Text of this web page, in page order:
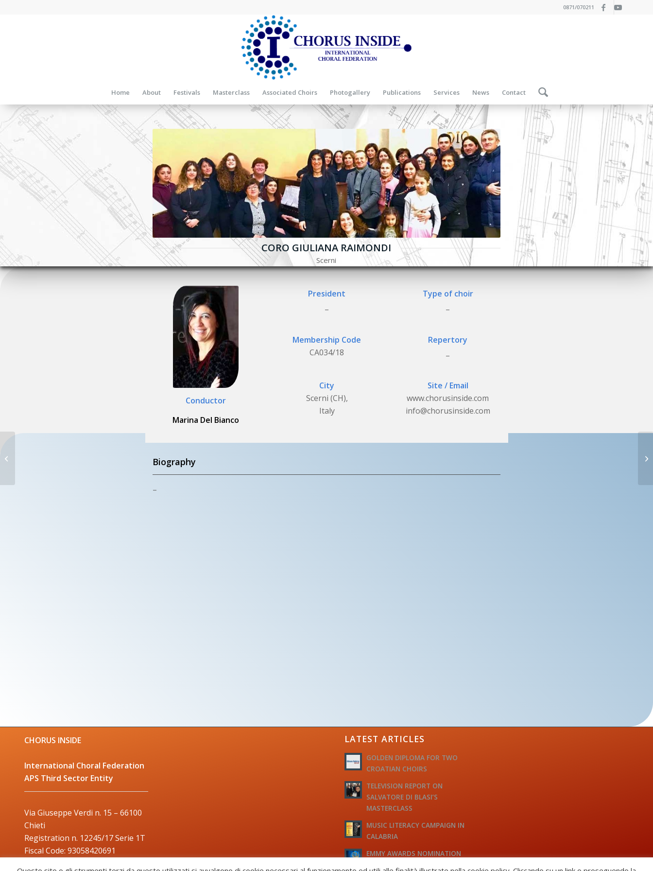
0871/070211
Home About Festivals Masterclass Associated Choirs Photogallery Publications Services News Contact
CORO GIULIANA RAIMONDI
Scerni
Conductor
Marina Del Bianco
President
Membership Code
CA034/18
City
Scerni (CH),
Italy
Type of choir
Repertory
Site / Email
www.chorusinside.com
info@chorusinside.com
Biography
–
CHORUS INSIDE
International Choral Federation
APS Third Sector Entity
Via Giuseppe Verdi n. 15 – 66100
Chieti
Registration n. 12245/17 Serie 1T
Fiscal Code: 93058420691
LATEST ARTICLES
GOLDEN DIPLOMA FOR TWO
CROATIAN CHOIRS
TELEVISION REPORT ON
SALVATORE DI BLASI’S
MASTERCLASS
MUSIC LITERACY CAMPAIGN IN
CALABRIA
EMMY AWARDS NOMINATION